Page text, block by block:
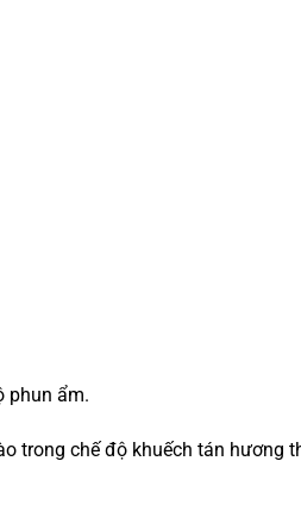
phun ẩm.
trong chế độ khuếch tán hương